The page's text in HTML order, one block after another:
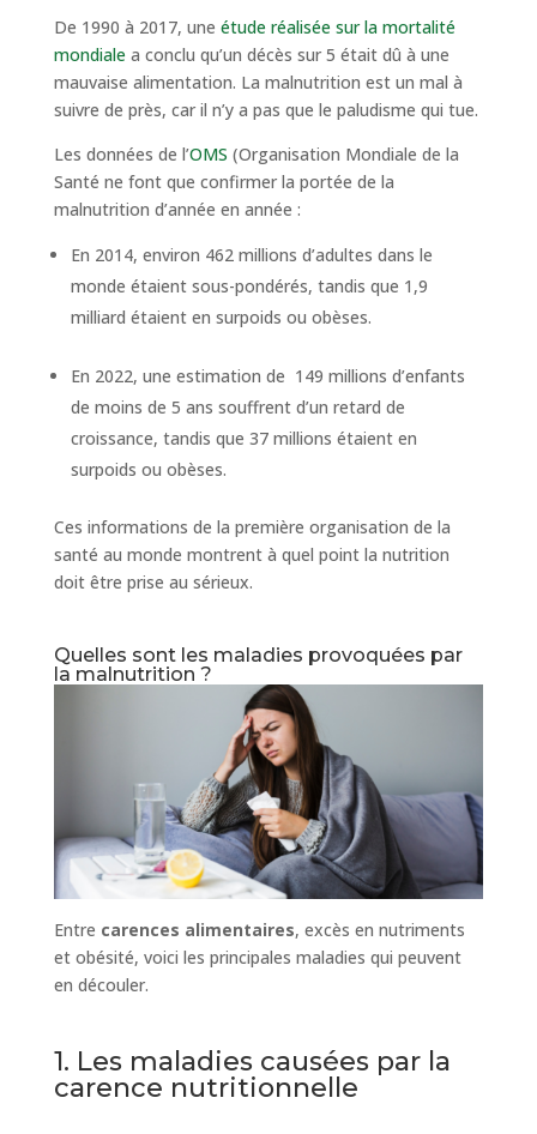
De 1990 à 2017, une étude réalisée sur la mortalité
mondiale a conclu qu’un décès sur 5 était dû à une
mauvaise alimentation. La malnutrition est un mal à
suivre de près, car il n’y a pas que le paludisme qui tue.
Les données de l’OMS (Organisation Mondiale de la
Santé ne font que confirmer la portée de la
malnutrition d’année en année :
En 2014, environ 462 millions d’adultes dans le
monde étaient sous-pondérés, tandis que 1,9
milliard étaient en surpoids ou obèses.
En 2022, une estimation de 149 millions d’enfants
de moins de 5 ans souffrent d’un retard de
croissance, tandis que 37 millions étaient en
surpoids ou obèses.
Ces informations de la première organisation de la
santé au monde montrent à quel point la nutrition
doit être prise au sérieux.
Quelles sont les maladies provoquées par
la malnutrition ?
Entre carences alimentaires, excès en nutriments
et obésité, voici les principales maladies qui peuvent
en découler.
1. Les maladies causées par la
carence nutritionnelle